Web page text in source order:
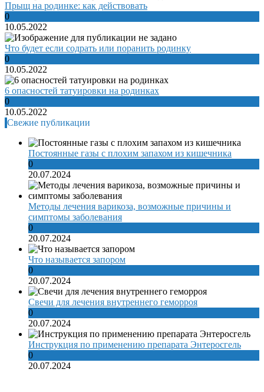
Прыщ на родинке: как действовать
0
10.05.2022
Что будет если содрать или поранить родинку
0
10.05.2022
6 опасностей татуировки на родинках
0
10.05.2022
Свежие публикации
Постоянные газы с плохим запахом из кишечника
0
20.07.2024
Методы лечения варикоза, возможные причины и
симптомы заболевания
0
20.07.2024
Что называется запором
0
20.07.2024
Свечи для лечения внутреннего геморроя
0
20.07.2024
Инструкция по применению препарата Энтеросгель
0
20.07.2024